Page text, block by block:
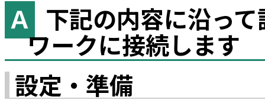
下記の内容に沿っ
ワークに接続します
設定・準備